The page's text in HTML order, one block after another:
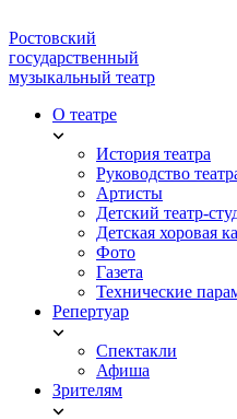
Ростовский
государственный
музыкальный театр
О театре
История театра
Руководство
Артисты
Детский театр-
Детская хоровая
Фото
Газета
Технические
Репертуар
Спектакли
Афиша
Зрителям